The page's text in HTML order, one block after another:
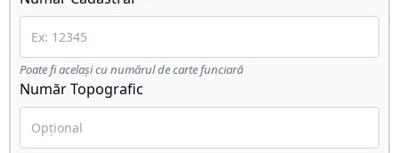
Poate fi același cu numărul de carte funciară
Număr Topografic